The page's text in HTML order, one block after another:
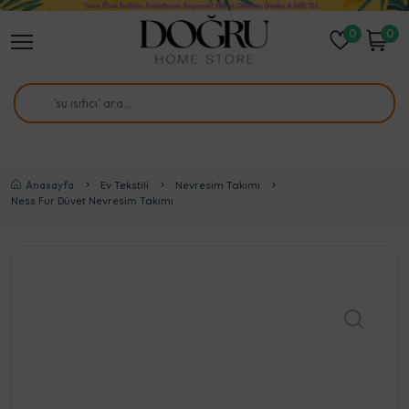
0 0
Anasayfa Ev Tekstili
Nevresim Takımı
Ness Fur Düvet Nevresim Takımı